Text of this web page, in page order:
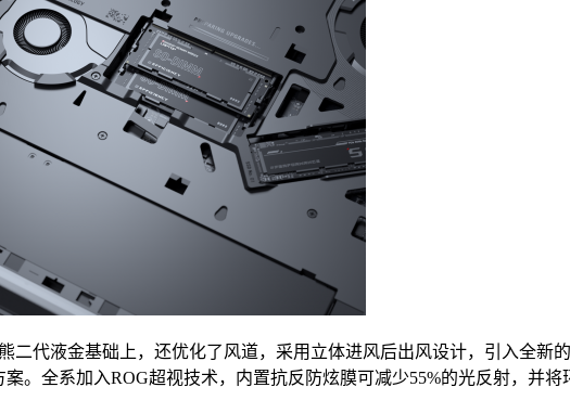
代液金基础上，还优化了风道，采用立体进风后出风设计，引入全新
。全系加入ROG超视技术，内置抗反防炫膜可减少55%的光反射，并